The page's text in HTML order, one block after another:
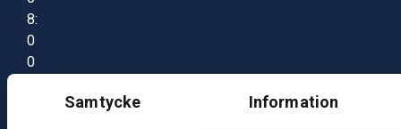
Samtycke Information
8:
0
0